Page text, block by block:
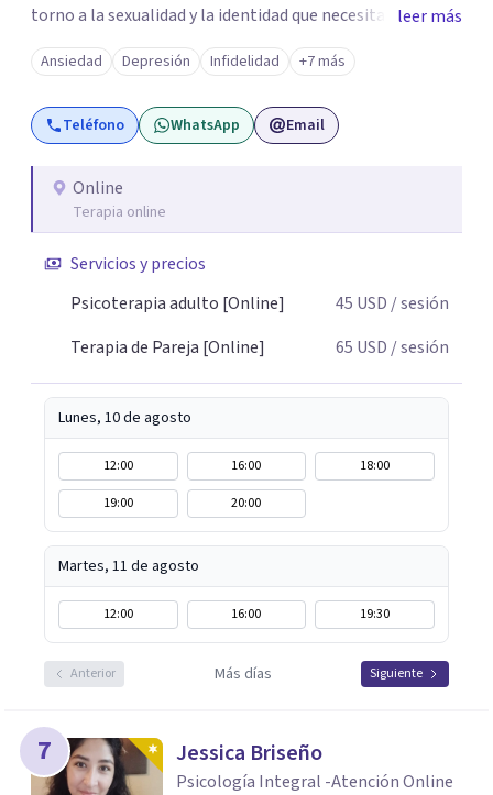
torno a la sexualidad y la identidad que necesitan un
espacio seguro para ser habladas. Mi orientación teórica
integra una mirada Humanista-Relacional con Terapia
Breve, donde el modo en que te vinculas ocupa un lugar
central: cómo te relacionas contigo, con las demás
psicoterapia, cuento con especialización en sexoterapia,
por lo que también acompaño temas de salud sexual,
dificultades en el deseo, intimidad, orientación o
identidad. Busco que el espacio terapéutico sea un lugar
respeto y libertad. Trabajo con objetivos claros y
realistas, sin fórmulas rígidas: combinamos profundidad
emocional con una mirada práctica sobre tu vida diaria.
leer más
Ansiedad Depresión Infidelidad +7 más
Teléfono WhatsApp Email
Online
Terapia online
Servicios y precios
Psicoterapia adulto [Online]
45 USD / sesión
Terapia de Pareja [Online]
65 USD / sesión
Lunes, 10 de agosto
12:00 16:00
18:00
19:00
20:00
Martes, 11 de agosto
12:00 16:00 19:30
Anterior Más días Siguiente
7 Jessica Briseño
Psicología Integral -Atención Online